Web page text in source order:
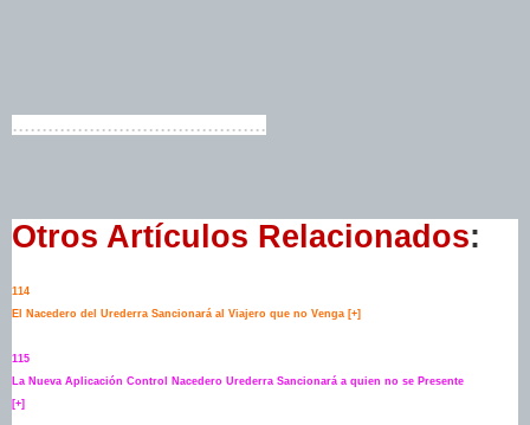
...........................................
Otros Artículos Relacionados:
114
El Nacedero del Urederra Sancionará al Viajero que no Venga [+]
115
La Nueva Aplicación Control Nacedero Urederra Sancionará a quien no se Presente
[+]